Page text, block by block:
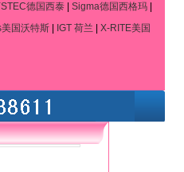
德国西泰| Sigma德国西格玛|
国沃特斯 IGT 荷兰
X-RITE美国